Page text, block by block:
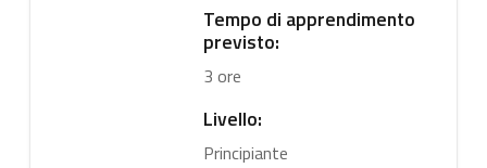
Tempo di apprendimento
previsto:
3 ore
Livello:
Principiante